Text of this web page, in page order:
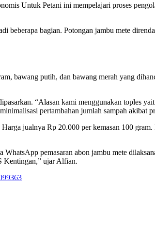
Untuk Petani ini mempelajari proses
beberapa bagian. Potongan jambu mete
bawang putih, dan bawang merah yang
“Alasan kami menggunakan toples
pertambahan jumlah sampah akibat
jualnya Rp 20.000 per kemasan 100
pemasaran abon jambu mete
Kentingan,” ujar Alfian.